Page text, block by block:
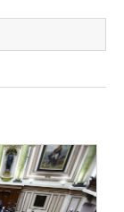
(APP):
Javier
(AP): Víctor
Daniel